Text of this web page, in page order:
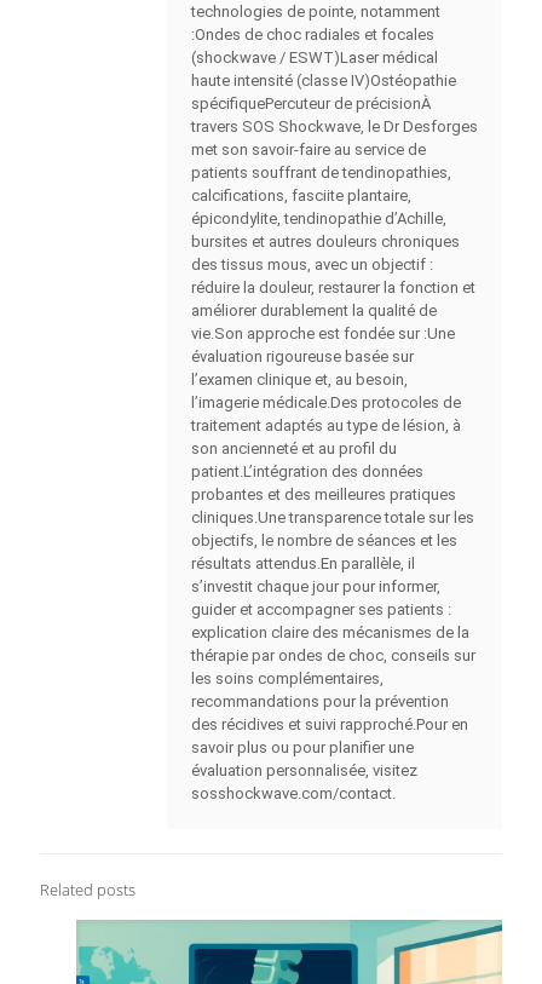
technologies de pointe, notamment
:Ondes de choc radiales et focales
(shockwave / ESWT)Laser médical
haute intensité (classe IV)Ostéopathie
spécifiquePercuteur de précisionÀ
travers SOS Shockwave, le Dr Desforges
met son savoir-faire au service de
patients souffrant de tendinopathies,
calcifications, fasciite plantaire,
épicondylite, tendinopathie d’Achille,
bursites et autres douleurs chroniques
des tissus mous, avec un objectif :
réduire la douleur, restaurer la fonction et
améliorer durablement la qualité de
vie.Son approche est fondée sur :Une
évaluation rigoureuse basée sur
l’examen clinique et, au besoin,
l’imagerie médicale.Des protocoles de
traitement adaptés au type de lésion, à
son ancienneté et au profil du
patient.L’intégration des données
probantes et des meilleures pratiques
cliniques.Une transparence totale sur les
objectifs, le nombre de séances et les
résultats attendus.En parallèle, il
s’investit chaque jour pour informer,
guider et accompagner ses patients :
explication claire des mécanismes de la
thérapie par ondes de choc, conseils sur
les soins complémentaires,
recommandations pour la prévention
des récidives et suivi rapproché.Pour en
savoir plus ou pour planifier une
évaluation personnalisée, visitez
sosshockwave.com/contact.
Related posts